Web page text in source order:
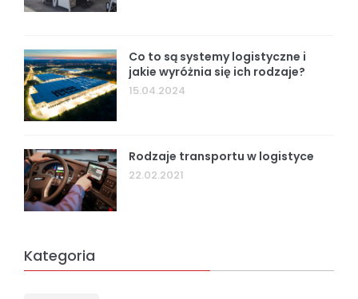
Co to są systemy logistyczne i
jakie wyróżnia się ich rodzaje?
15.04.2024
Rodzaje transportu w logistyce
22.02.2021
Kategoria